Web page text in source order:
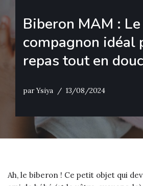
Biberon MAM : Le
compagnon idéal
repas tout en
parYsiya 13/08/2024
Ah, le biberon ! Ce petit objet qui